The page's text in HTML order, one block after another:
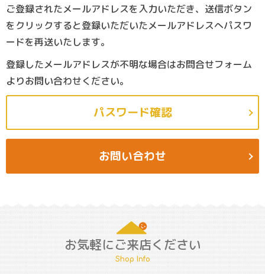
ご登録されたメールアドレスを入力いただき、送信ボタン
をクリックすると登録いただいたメールアドレスへパスワ
ードを再送いたします。
登録したメールアドレスが不明な場合はお問合せフォーム
よりお問い合わせください。
パスワード確認
お問い合わせ
お気軽にご来店ください
Shop Info